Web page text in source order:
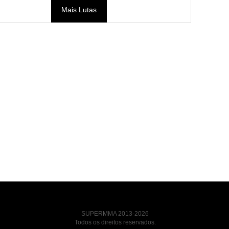
Mais Lutas
SUPERMMA 2013-2026
Todos os direitos reservados.